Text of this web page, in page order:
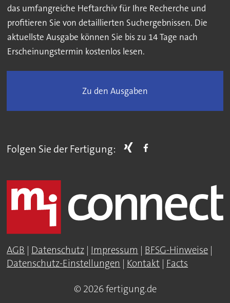
das umfangreiche Heftarchiv für Ihre Recherche und
profitieren Sie von detaillierten Suchergebnissen. Die
aktuellste Ausgabe können Sie bis zu 14 Tage nach
Erscheinungstermin kostenlos lesen.
Zu den Ausgaben
Folgen Sie der Fertigung:
AGB | Datenschutz | Impressum | BFSG-Hinweise |
Datenschutz-Einstellungen | Kontakt | Facts
© 2026 fertigung.de